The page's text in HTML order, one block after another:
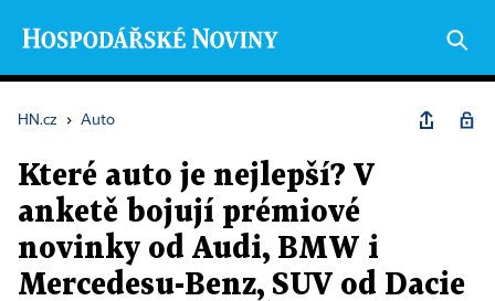
HN.cz › Auto
Které auto je nejlepší? V
anketě bojují prémiové
novinky od Audi, BMW i
Mercedesu-Benz, SUV od Dacie